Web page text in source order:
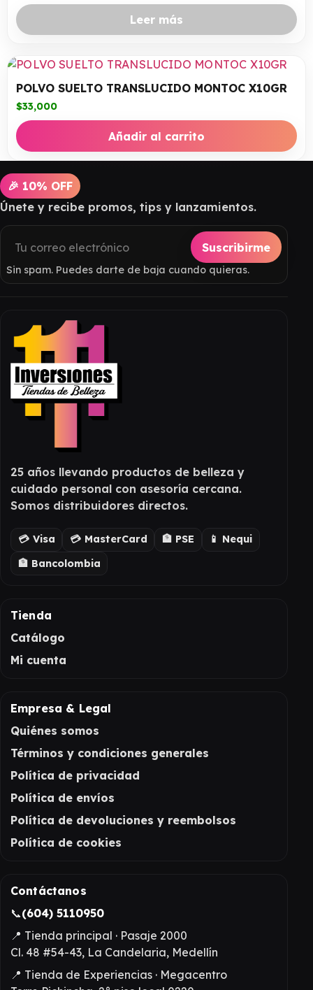
Leer más
POLVO SUELTO TRANSLUCIDO MONTOC X10GR
$33,000
Añadir al carrito
🎉 10% OFF
Únete y recibe promos, tips y lanzamientos.
Suscribirme
Sin spam. Puedes darte de baja cuando quieras.
25 años llevando productos de belleza y
cuidado personal con asesoría cercana.
Somos distribuidores directos.
💳 Visa 💳 MasterCard 🏦 PSE
📱 Nequi
🏦 Bancolombia
Tienda
Catálogo
Mi cuenta
Empresa & Legal
Quiénes somos
Términos y condiciones generales
Política de privacidad
Política de envíos
Política de devoluciones y reembolsos
Política de cookies
Contáctanos
📞(604) 5110950
📍 Tienda principal · Pasaje 2000
Cl. 48 #54-43, La Candelaria, Medellín
📍 Tienda de Experiencias · Megacentro